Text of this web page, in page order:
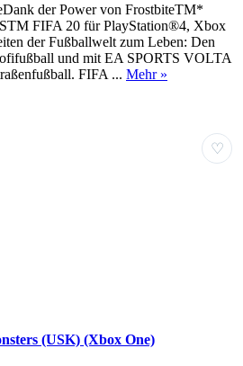
der Power von FrostbiteTM*
FIFA 20 für PlayStation®4, Xbox
der Fußballwelt zum Leben: Den
und mit EA SPORTS VOLTA
FIFA ... Mehr »
♡
(USK) (Xbox One)